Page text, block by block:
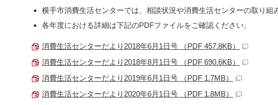
横手市消費生活センターでは、相談状況や消費生活センターの取り組
各年度における詳細は下記のPDFファイルをご確認ください。
消費生活センターだより2018年6月1日号 （PDF 457.8KB）
消費生活センターだより2018年8月1日号 （PDF 690.6KB）
消費生活センターだより2019年6月1日号 （PDF 1.7MB）
消費生活センターだより2020年6月1日号 （PDF 1.8MB）